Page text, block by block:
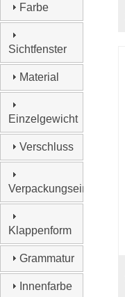
Farbe
Sichtfenster
Material
Einzelgewicht
Verschluss
Verpackungseinheit
Klappenform
Grammatur
Innenfarbe